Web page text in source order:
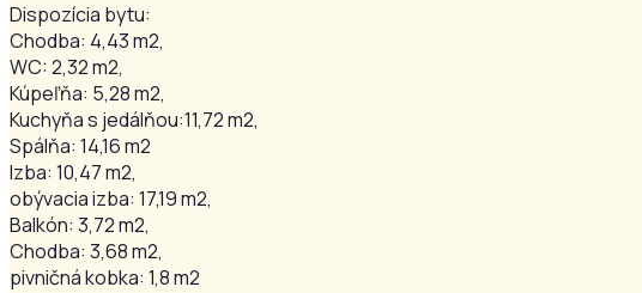
Dispozícia bytu:
Chodba: 4,43 m2,
WC: 2,32 m2,
Kúpeľňa: 5,28 m2,
Kuchyňa s jedálňou:11,72 m2,
Spálňa: 14,16 m2
Izba: 10,47 m2,
obývacia izba: 17,19 m2,
Balkón: 3,72 m2,
Chodba: 3,68 m2,
pivničná kobka: 1,8 m2